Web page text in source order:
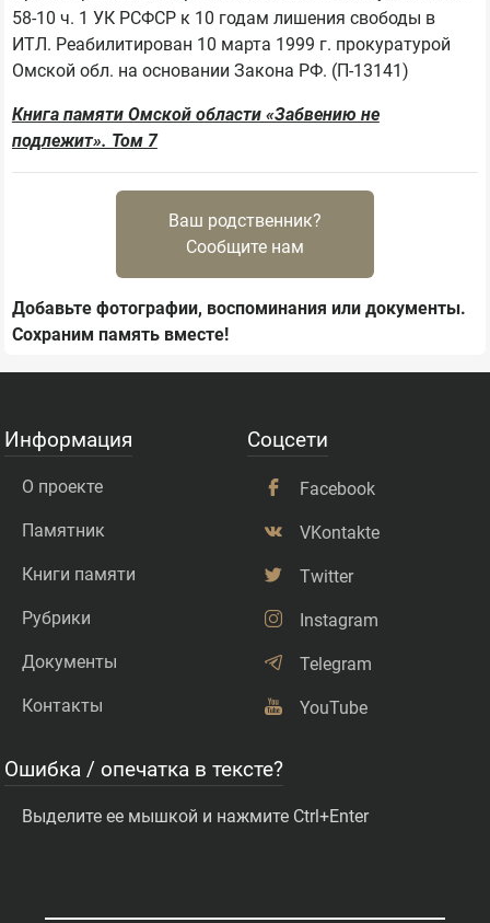
58-10 ч. 1 УК РСФСР к 10 годам лишения свободы в
ИТЛ. Реабилитирован 10 марта 1999 г. прокуратурой
Книга памяти Омской области «Забвению не
подлежит». Том 7
Ваш родственник?
Сообщите нам
Добавьте фотографии, воспоминания или документы.
Сохраним память вместе!
Информация
О проекте
Памятник
Книги памяти
Рубрики
Документы
Контакты
Соцсети
Facebook
VKontakte
Twitter
Instagram
Telegram
YouTube
Ошибка / опечатка в тексте?
Выделите ее мышкой и нажмите Ctrl+Enter